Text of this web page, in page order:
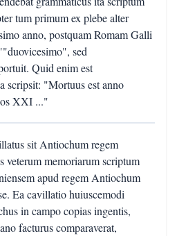
tum primum ex plebe alter
anno, postquam Romam Galli
sed
Quid enim est
scripsit: "Mortuus est anno
XXI ..."
sit Antiochum regem
veterum memoriarum scriptum
apud regem Antiochum
Ea cavillatio huiuscemodi
in campo copias ingentis,
facturus comparaverat,